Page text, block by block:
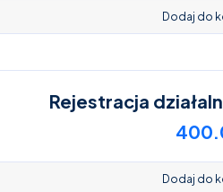
Dodaj do
Rejestracja
Dodaj do